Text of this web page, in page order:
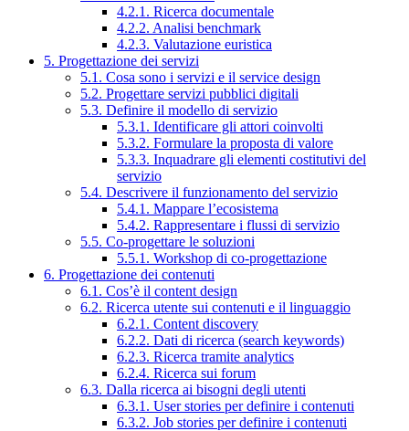
4.2.1. Ricerca documentale
4.2.2. Analisi benchmark
4.2.3. Valutazione euristica
5. Progettazione dei servizi
5.1. Cosa sono i servizi e il service design
5.2. Progettare servizi pubblici digitali
5.3. Definire il modello di servizio
5.3.1. Identificare gli attori coinvolti
5.3.2. Formulare la proposta di valore
5.3.3. Inquadrare gli elementi costitutivi del
servizio
5.4. Descrivere il funzionamento del servizio
5.4.1. Mappare l’ecosistema
5.4.2. Rappresentare i flussi di servizio
5.5. Co-progettare le soluzioni
5.5.1. Workshop di co-progettazione
6. Progettazione dei contenuti
6.1. Cos’è il content design
6.2. Ricerca utente sui contenuti e il linguaggio
6.2.1. Content discovery
6.2.2. Dati di ricerca (search keywords)
6.2.3. Ricerca tramite analytics
6.2.4. Ricerca sui forum
6.3. Dalla ricerca ai bisogni degli utenti
6.3.1. User stories per definire i contenuti
6.3.2. Job stories per definire i contenuti